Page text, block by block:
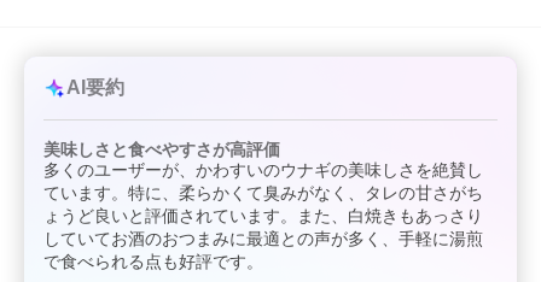
AI要約
美味しさと食べやすさが高評価
多くのユーザーが、かわすいのウナギの美味しさを絶賛し
ています。特に、柔らかくて臭みがなく、タレの甘さがち
ょうど良いと評価されています。また、白焼きもあっさり
していてお酒のおつまみに最適との声が多く、手軽に湯煎
で食べられる点も好評です。